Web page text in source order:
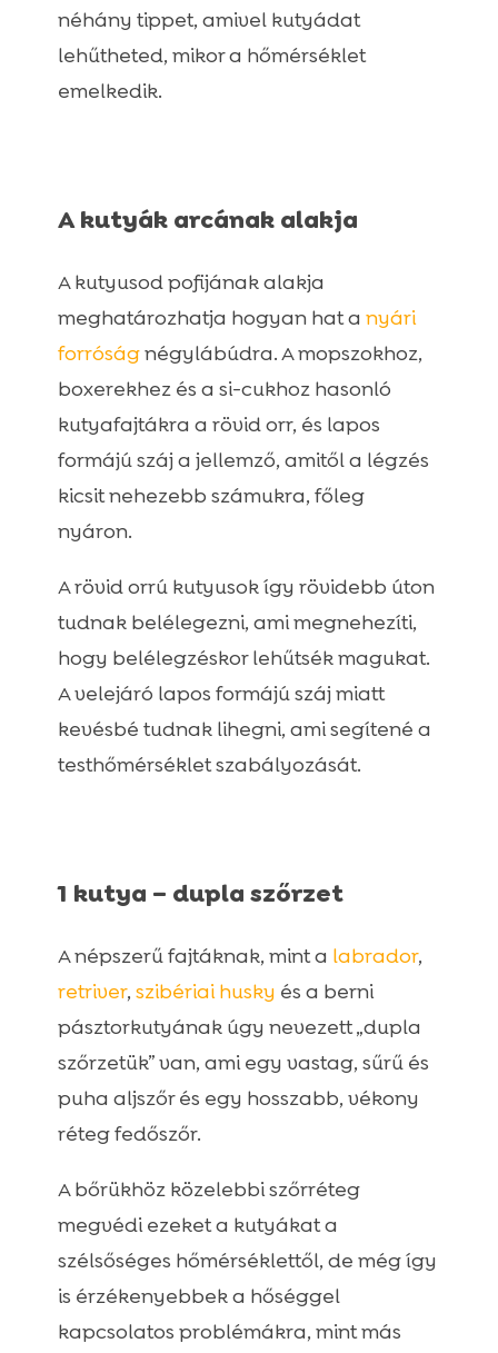
néhány tippet, amivel kutyádat
lehűtheted, mikor a hőmérséklet
emelkedik.
A kutyák arcának alakja
A kutyusod pofijának alakja
meghatározhatja hogyan hat a nyári
forróságnégylábúdra. A mopszokhoz,
boxerekhez és a si-cukhoz hasonló
kutyafajtákra a rövid orr, és lapos
formájú száj a jellemző, amitől a légzés
kicsit nehezebb számukra, főleg
nyáron.
A rövid orrú kutyusok így rövidebb úton
tudnak belélegezni, ami megnehezíti,
hogy belélegzéskor lehűtsék magukat.
A velejáró lapos formájú száj miatt
kevésbé tudnak lihegni, ami segítené a
testhőmérséklet szabályozását.
1 kutya – dupla szőrzet
A népszerű fajtáknak, mint a labrador,
retriver, szibériai husky és a berni
pásztorkutyának úgy nevezett „dupla
szőrzetük” van, ami egy vastag, sűrű és
puha aljszőr és egy hosszabb, vékony
réteg fedőszőr.
A bőrükhöz közelebbi szőrréteg
megvédi ezeket a kutyákat a
szélsőséges hőmérséklettől, de még így
is érzékenyebbek a hőséggel
kapcsolatos problémákra, mint más